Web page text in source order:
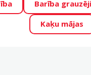
Zoo piedāvā lieliskas
ŪSAIŅI”! Varbūt
Barība
Kaķu mājas